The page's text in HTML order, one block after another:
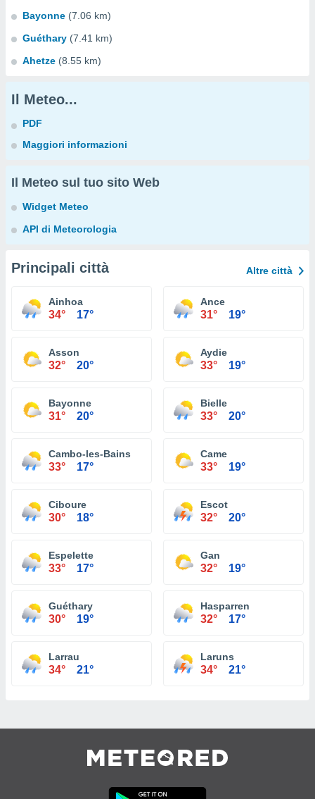
Bayonne (7.06 km)
Guéthary (7.41 km)
Ahetze (8.55 km)
Il Meteo...
PDF
Maggiori informazioni
Il Meteo sul tuo sito Web
Widget Meteo
API di Meteorologia
Principali città Altre città
Ainhoa
34° 17°
Ance
31° 19°
Asson
32° 20°
Aydie
33° 19°
Bayonne
31° 20°
Bielle
33° 20°
Cambo-les-Bains
33° 17°
Came
33° 19°
Ciboure
30° 18°
Escot
32° 20°
Espelette
33° 17°
Gan
32° 19°
Guéthary
30° 19°
Hasparren
32° 17°
Larrau
34° 21°
Laruns
34° 21°